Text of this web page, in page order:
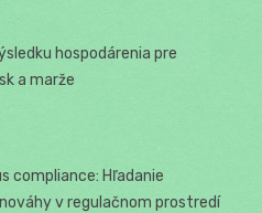
hospodárenia pre
a marže
compliance: Hľadanie
v regulačnom prostredí